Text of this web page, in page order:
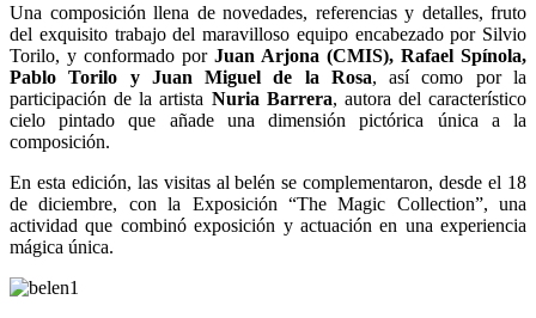
Una composición llena de novedades, referencias y detalles, fruto
del exquisito trabajo del maravilloso equipo encabezado por Silvio
Torilo, y conformado por Juan Arjona (CMIS), Rafael Spínola,
Pablo Torilo y Juan Miguel de la Rosa, así como por la
participación de la artista Nuria Barrera, autora del característico
cielo pintado que añade una dimensión pictórica única a la
composición.
En esta edición, las visitas al belén se complementaron, desde el 18
de diciembre, con la Exposición “The Magic Collection”, una
actividad que combinó exposición y actuación en una experiencia
mágica única.